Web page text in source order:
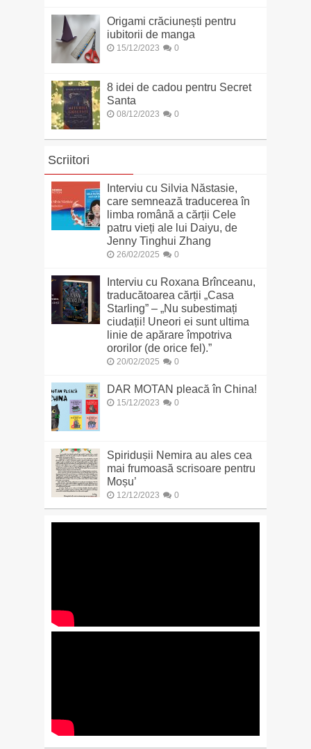
Origami crăciunești pentru
iubitorii de manga
15/12/2023 0
8 idei de cadou pentru Secret
Santa
08/12/2023 0
Scriitori
Interviu cu Silvia Năstasie,
care semnează traducerea în
limba română a cărții Cele
patru vieți ale lui Daiyu, de
Jenny Tinghui Zhang
26/02/2025 0
Interviu cu Roxana Brînceanu,
traducătoarea cărții „Casa
Starling” – „Nu subestimați
ciudații! Uneori ei sunt ultima
linie de apărare împotriva
ororilor (de orice fel).”
20/02/2025 0
DAR MOTAN pleacă în China!
15/12/2023 0
Spiridușii Nemira au ales cea
mai frumoasă scrisoare pentru
Moșu’
12/12/2023 0